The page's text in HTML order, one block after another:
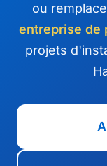
ou
entreprise de
projets